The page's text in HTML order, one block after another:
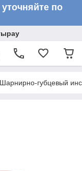
по
Шарнирно-губцевый